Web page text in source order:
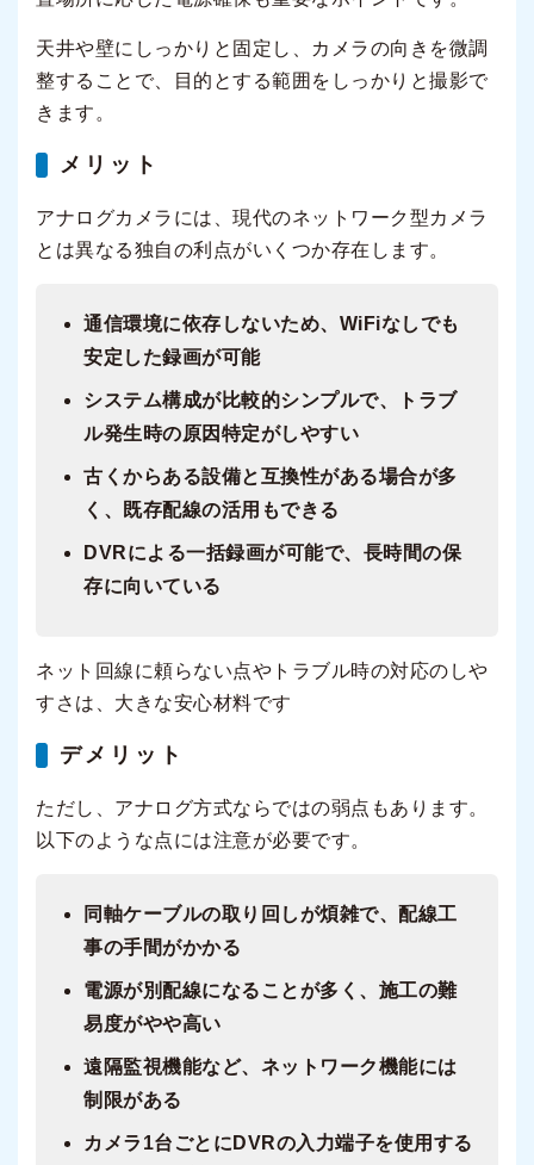
天井や壁にしっかりと固定し、カメラの向きを微調
整することで、目的とする範囲をしっかりと撮影で
きます。
メリット
アナログカメラには、現代のネットワーク型カメラ
とは異なる独自の利点がいくつか存在します。
通信環境に依存しないため、WiFiなしでも
安定した録画が可能
システム構成が比較的シンプルで、トラブ
ル発生時の原因特定がしやすい
古くからある設備と互換性がある場合が多
く、既存配線の活用もできる
DVRによる一括録画が可能で、長時間の保
存に向いている
ネット回線に頼らない点やトラブル時の対応のしや
すさは、大きな安心材料です
デメリット
ただし、アナログ方式ならではの弱点もあります。
以下のような点には注意が必要です。
同軸ケーブルの取り回しが煩雑で、配線工
事の手間がかかる
電源が別配線になることが多く、施工の難
易度がやや高い
遠隔監視機能など、ネットワーク機能には
制限がある
カメラ1台ごとにDVRの入力端子を使用する